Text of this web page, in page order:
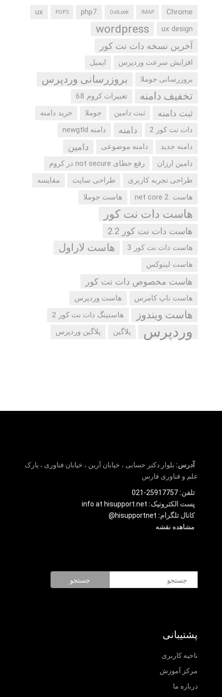
Chrome
IMAP
OutLook
php7
POP3
ux
ux design
wordpress
آخرین نسخه دات نت کور
افزایش سرعت وردپرس
ایمیل
بروزرسانی جوملا
بروزرسانی وردپرس
تخفیف دامنه
تغییرات کروم 68
ثبت دامنه ثبت دامین جوملا
خرید دامنه
دات نت کور 2
دامنه
دامنه newgtld
دامنه جدید
دامنه موضوعی دامین
دامین ارزان
رفع خطای not secure در کروم
طراحی تجربه کاربری
طراحی سایت
مقایسه
هاست .net core 2
هاست جوملا
هاست دات نت کور
هاست دات نت کور 2.2
هاست دات نت کور 3 هاست لاراول
هاست لینوکس
هاست مخصوص دات نت کور
هاست ناپ کامرس هاست وردپرس
هاست ویندوز هاستینگ دات نت کور 2
وردپرس پلاگین پلاگین وردپرس
آدرس: بلوار دکتر حسابی ، خیابان آرین ، خیابان فناوری ، پارک
علم و فناوری فارس
تلفن: 25917757-021
پست الکترونیک: info at hisupport.net
کانال تلگرام: hisupportnet@
مشاهده نقشه
پشتیبانی
ناحیه کاربری
مرکز آموزش
درباره ما